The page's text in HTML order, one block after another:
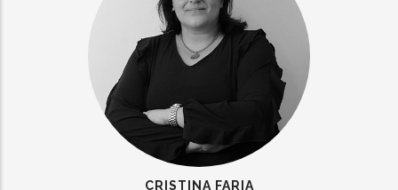
CRISTINA FARIA